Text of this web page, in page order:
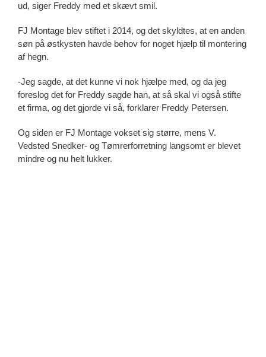
ud, siger Freddy med et skævt smil.
FJ Montage blev stiftet i 2014, og det skyldtes, at en anden
søn på østkysten havde behov for noget hjælp til montering
af hegn.
-Jeg sagde, at det kunne vi nok hjælpe med, og da jeg
foreslog det for Freddy sagde han, at så skal vi også stifte
et firma, og det gjorde vi så, forklarer Freddy Petersen.
Og siden er FJ Montage vokset sig større, mens V.
Vedsted Snedker- og Tømrerforretning langsomt er blevet
mindre og nu helt lukker.